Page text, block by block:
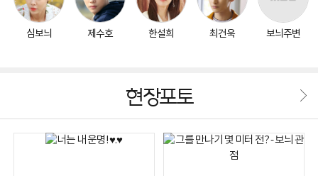
심보늬 제수호 한설희 최건욱 보늬주변
현장포토